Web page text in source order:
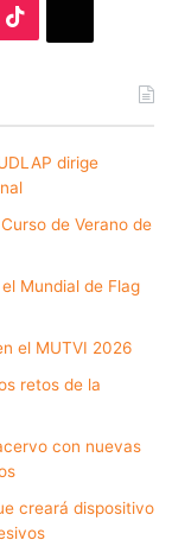
dirige
de Verano de
Mundial de Flag
el MUTVI 2026
retos de la
con nuevas
creará dispositivo